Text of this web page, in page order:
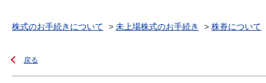
株式のお手続きについて > 未上場株式のお手続き > 株券について
戻る